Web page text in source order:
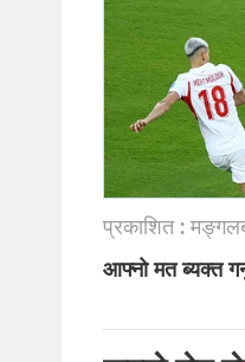
प्रकाशित :
आफ्नो मत ब्यक्त